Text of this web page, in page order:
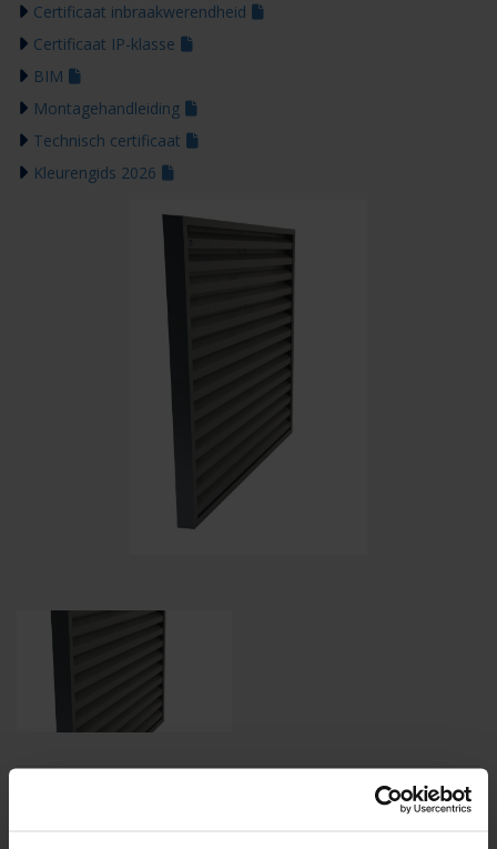
Certificaat inbraakwerendheid
Certificaat IP-klasse
BIM
Montagehandleiding
Technisch certificaat
Kleurengids 2026
Specificaties op basis van uw berekening